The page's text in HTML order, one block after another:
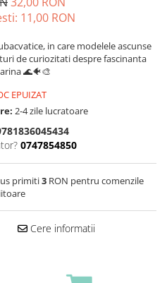
11,00 RON
in care modelele ascunse
de curiozitati despre fascinanta
🌊🐠🎨
EPUIZAT
2-4 zile lucratoare
0747854850
primiti3RON pentru comenzile
Cere informatii